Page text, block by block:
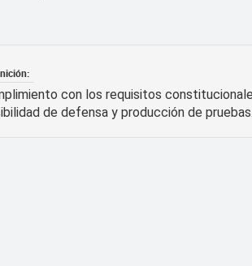
con los requisitos
de defensa y producción de pruebas.